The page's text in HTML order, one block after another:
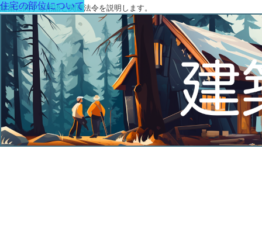
建築に関する用語と関連法令を説明します。
住宅の部位について